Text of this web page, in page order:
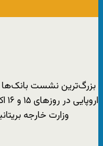
بزرگ‌ترین نشست بانک‌ها
وزارت خارجه‌